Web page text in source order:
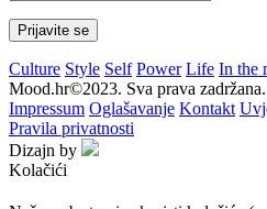
Culture Style Self Power Life In the
Mood.hr©2023. Sva prava zadržana.
Impressum Oglašavanje Kontakt
Pravila privatnosti
Dizajn by
Kolačići